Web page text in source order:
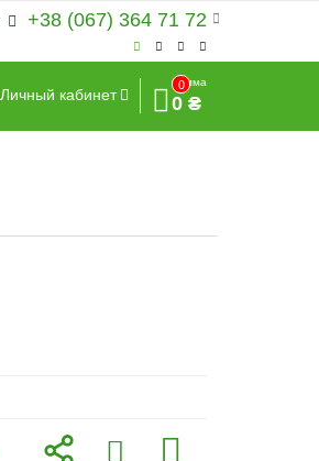
+38 (067) 364 71 72
Личный кабинет
0
Сумма
0 ₴